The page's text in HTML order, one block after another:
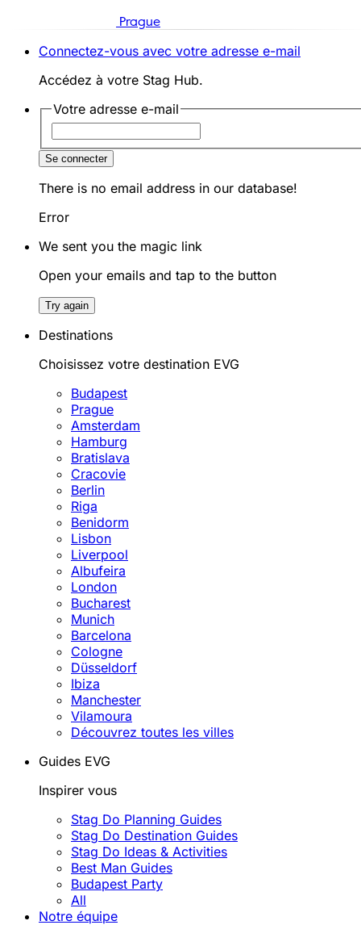
Prague
Connectez-vous avec votre adresse e-mail
Accédez à votre Stag Hub.
Votre adresse e-mail
Se connecter
There is no email address in our database!
Error
We sent you the magic link
Open your emails and tap to the button
Try again
Destinations
Choisissez votre destination EVG
Budapest
Prague
Amsterdam
Hamburg
Bratislava
Cracovie
Berlin
Riga
Benidorm
Lisbon
Liverpool
Albufeira
London
Bucharest
Munich
Barcelona
Cologne
Düsseldorf
Ibiza
Manchester
Vilamoura
Découvrez toutes les villes
Guides EVG
Inspirer vous
Stag Do Planning Guides
Stag Do Destination Guides
Stag Do Ideas & Activities
Best Man Guides
Budapest Party
All
Notre équipe